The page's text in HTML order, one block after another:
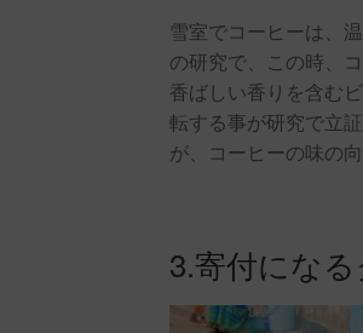
雪室でコーヒーは、
の研究で、この時、
香ばしい香りを含む
転する事が研究で立
が、コーヒーの味の
3.寄付にな